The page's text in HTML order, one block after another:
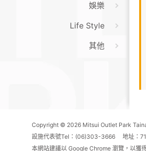
娛樂
Life Style
其他
Copyright © 2026 Mitsui Outlet Park
設施代表號Tel：(06)303-3666 地址：
本網站建議以 Google Chrome 瀏覽，以獲